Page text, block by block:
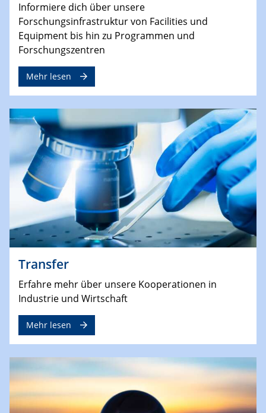
Informiere dich über unsere
Forschungsinfrastruktur von Facilities und
Equipment bis hin zu Programmen und
Forschungszentren
Mehr lesen
Transfer
Erfahre mehr über unsere Kooperationen in
Industrie und Wirtschaft
Mehr lesen